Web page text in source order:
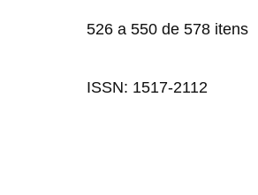
526 a 550 de 578 itens
ISSN: 1517-2112